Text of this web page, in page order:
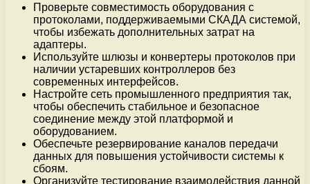
Проверьте совместимость оборудования с
протоколами, поддерживаемыми СКАДА системой,
чтобы избежать дополнительных затрат на
адаптеры.
Используйте шлюзы и конвертеры протоколов при
наличии устаревших контроллеров без
современных интерфейсов.
Настройте сеть промышленного предприятия так,
чтобы обеспечить стабильное и безопасное
соединение между этой платформой и
оборудованием.
Обеспечьте резервирование каналов передачи
данных для повышения устойчивости системы к
сбоям.
Организуйте тестирование взаимодействия данной